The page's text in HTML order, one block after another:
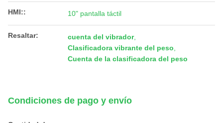
HMI:: 10" pantalla táctil
Resaltar: cuenta del vibrador,
Clasificadora vibrante del peso
Cuenta de la clasificadora del peso
Condiciones de pago y envío